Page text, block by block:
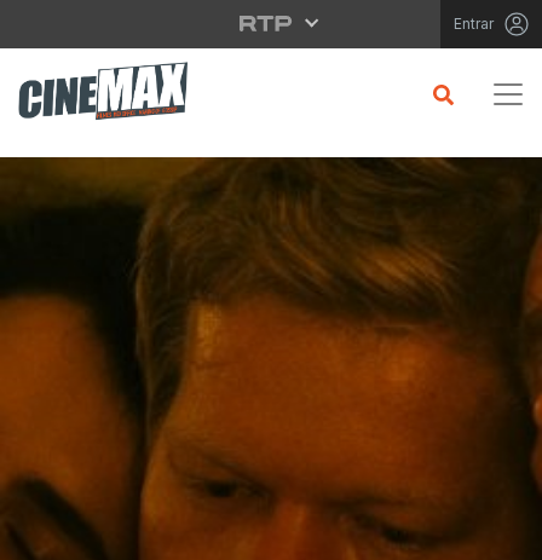
Saltar para o conteúdo principal Entrar